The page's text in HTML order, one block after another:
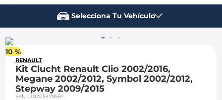
Selecciona Tu Vehículo
10 %
RENAULT
Kit Clucht Renault Clio 2002/2016,
Megane 2002/2012, Symbol 2002/2012,
Stepway 2009/2015
SKU:302054795R=
2
3.
spark gt
ford fiesta
optra